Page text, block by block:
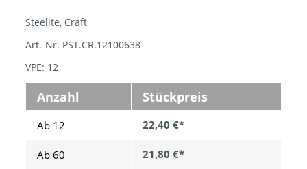
Steelite, Craft
Art.-Nr. PST.CR.12100638
VPE: 12
Anzahl Stückpreis
Ab 12 22,40 €*
Ab 60 21,80 €*